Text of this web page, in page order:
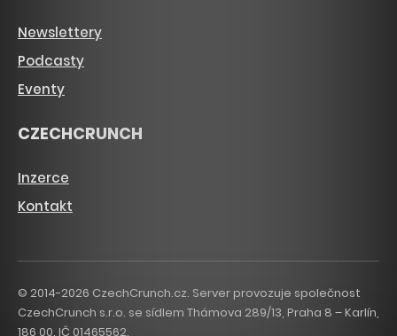
Newslettery
Podcasty
Eventy
CZECHCRUNCH
Inzerce
Kontakt
© 2014-2026 CzechCrunch.cz. Server provozuje společnost
CzechCrunch s.r.o. se sídlem Thámova 289/13, Praha 8 – Karlín,
186 00. IČ 01465562.